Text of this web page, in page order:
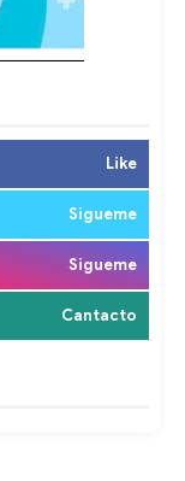
Like
Sigueme
Sigueme
Cantacto